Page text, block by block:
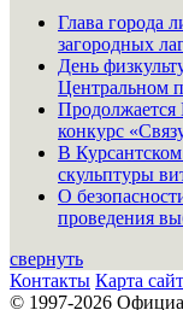
Глава города
загородных
День
Центральном
Продолжается
конкурс
В
скульптуры
О
проведения
свернуть
Контакты Карта
© 1997-2026